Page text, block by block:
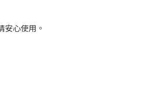
安心使用。